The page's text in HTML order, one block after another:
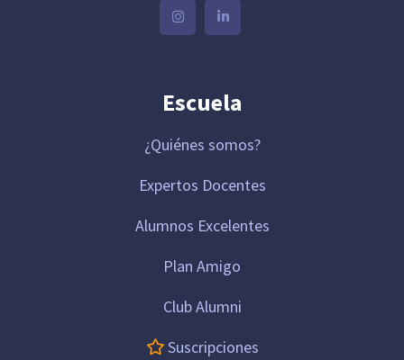
Escuela
¿Quiénes somos?
Expertos Docentes
Alumnos Excelentes
Plan Amigo
Club Alumni
Suscripciones